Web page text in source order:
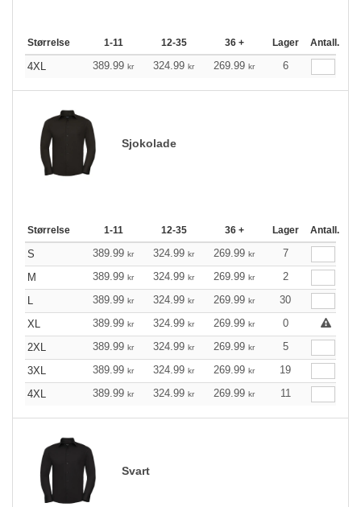
Størrelse 1-11 12-35 36 + Lager Antall.
4XL 389.99 kr 324.99 kr 269.99 kr 6
Sjokolade
Størrelse 1-11 12-35 36 + Lager Antall.
S 389.99 kr 324.99 kr 269.99 kr
7
M
389.99 kr 324.99 kr 269.99 kr
2
L
389.99 kr 324.99 kr 269.99 kr
30
XL
389.99 kr 324.99 kr 269.99 kr
0
2XL
389.99 kr 324.99 kr 269.99 kr
5
3XL
389.99 kr 324.99 kr 269.99 kr
19
4XL
389.99 kr 324.99 kr 269.99 kr 11
Svart